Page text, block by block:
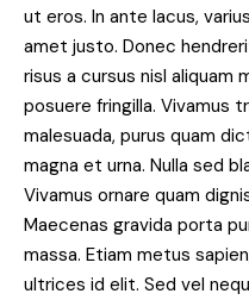
ut eros. In ante lacus,
amet justo. Donec
risus a cursus nisl aliquam
posuere fringilla. Vivamus
malesuada, purus quam
magna et urna. Nulla sed
Vivamus ornare quam
Maecenas gravida porta
massa. Etiam metus
ultrices id elit. Sed vel